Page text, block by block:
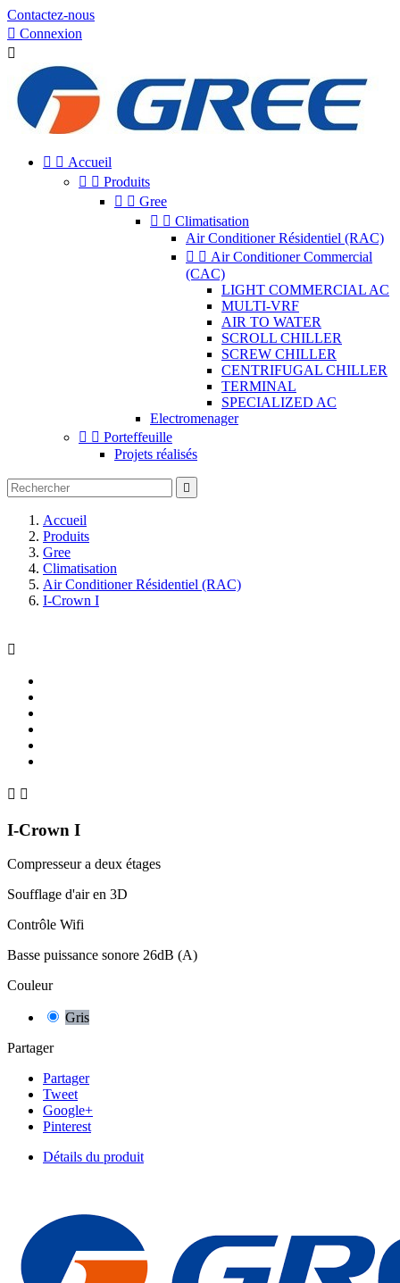
Contactez-nous
 Connexion

  Accueil
  Produits
  Gree
  Climatisation
Air Conditioner Résidentiel (RAC)
  Air Conditioner Commercial
(CAC)
LIGHT COMMERCIAL AC
MULTI-VRF
AIR TO WATER
SCROLL CHILLER
SCREW CHILLER
CENTRIFUGAL CHILLER
TERMINAL
SPECIALIZED AC
Electromenager
  Porteffeuille
Projets réalisés

Accueil
Produits
Gree
Climatisation
Air Conditioner Résidentiel (RAC)
I-Crown I

 
I-Crown I
Compresseur a deux étages
Soufflage d'air en 3D
Contrôle Wifi
Basse puissance sonore 26dB (A)
Couleur
Gris
Partager
Partager
Tweet
Google+
Pinterest
Détails du produit